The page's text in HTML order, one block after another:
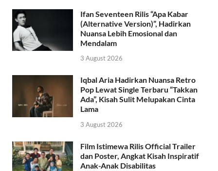
Ifan Seventeen Rilis “Apa Kabar
(Alternative Version)”, Hadirkan
Nuansa Lebih Emosional dan
Mendalam
3 August 2026
Iqbal Aria Hadirkan Nuansa Retro
Pop Lewat Single Terbaru “Takkan
Ada”, Kisah Sulit Melupakan Cinta
Lama
3 August 2026
Film Istimewa Rilis Official Trailer
dan Poster, Angkat Kisah Inspiratif
Anak-Anak Disabilitas